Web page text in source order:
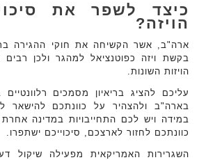
כיצד לשפר את
הויזה?
ארה"ב, אשר הקשיחה את חוקי ההגירה
בקשת ויזה כפוטנציאל למהגר ולכן
הויזות השונות.
עליכם להציג בריאיון מסמכים
בארה"ב ולהצהיר על כוונתכם להישאר
במידה ויש לכם התחייבויות במדינה
כוונתכם לחזור לארצכם, סיכוייכם ישתפרו.
השגרירות האמריקאית מפעילה שיקול